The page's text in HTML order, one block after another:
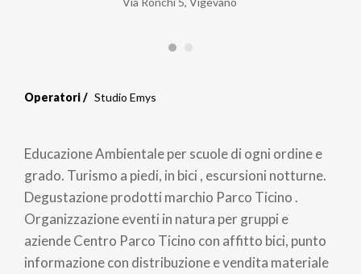
Operatori Studio Emys
Educazione Ambientale per scuole di ogni ordine e
grado. Turismo a piedi, in bici , escursioni notturne.
Degustazione prodotti marchio Parco Ticino .
Organizzazione eventi in natura per gruppi e
aziende Centro Parco Ticino con affitto bici, punto
informazione con distribuzione e vendita materiale